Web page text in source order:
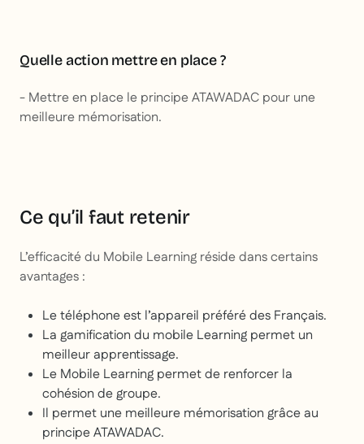
Quelle action mettre en place ?
- Mettre en place le principe ATAWADAC pour une
meilleure mémorisation.
Ce qu’il faut retenir
L’efficacité du Mobile Learning réside dans certains
avantages :
Le téléphone est l’appareil préféré des Français.
La gamification du mobile Learning permet un
meilleur apprentissage.
Le Mobile Learning permet de renforcer la
cohésion de groupe.
Il permet une meilleure mémorisation grâce au
principe ATAWADAC.